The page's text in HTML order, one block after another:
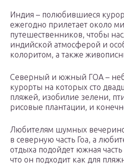
Индия – полюбившиеся
ежегодно прилетает около
путешественников, чтобы
индийской атмосферой и
колоритом, а также
Северный и южный ГОА –
курорты на которых сто
пляжей, изобилие зелени,
рисовые плантации, и
Любителям шумных
в северную часть Гоа, а
отдыха подойдет южная
что он подходит как для